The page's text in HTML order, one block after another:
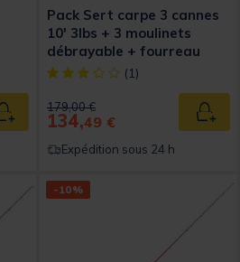
Ajouter au panier
Pack Sert carpe 3 cannes
10' 3lbs + 3 moulinets
débrayable + fourreau
[object Object] out of 5
(1)
Price reduced from
179,00 €to
134,49 €
Expédition sous 24 h
-10%